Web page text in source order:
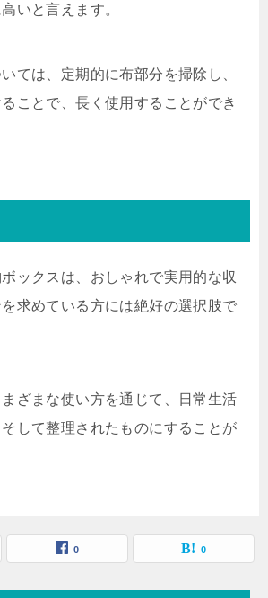
いと言えます。
ては、定期的に布部分を掃除し、
ことで、長く使用することができ
ックスは、おしゃれで実用的な収
求めている方には絶好の選択肢で
ざまな使い方を通じて、日常生活
して整理されたものにすることが
0 0